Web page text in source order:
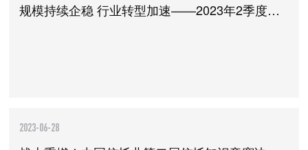
规模持续企稳 行业转型加速——2023年2季度中国信托业发展评析
2023-06-28